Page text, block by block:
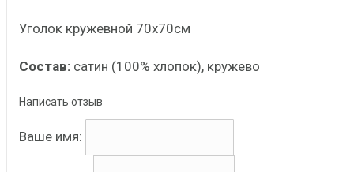
Уголок кружевной 70х70см
Состав: сатин (100% хлопок), кружево
Написать отзыв
Ваше имя: